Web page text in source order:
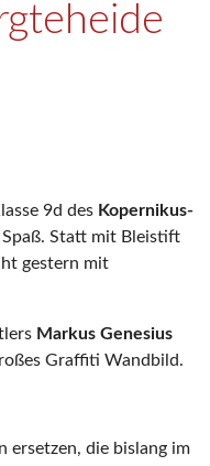
9d des Kopernikus-
Statt mit Bleistift
gestern mit
Markus Genesius
Graffiti Wandbild.
ersetzen, die bislang im